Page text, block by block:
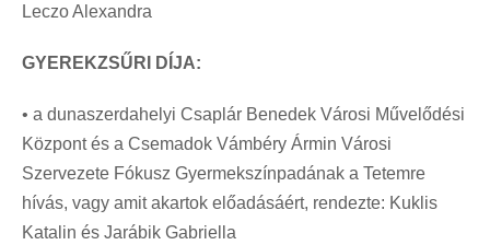
Leczo Alexandra
GYEREKZSŰRI DÍJA:
• a dunaszerdahelyi Csaplár Benedek Városi Művelődési
Központ és a Csemadok Vámbéry Ármin Városi
Szervezete Fókusz Gyermekszínpadának a Tetemre
hívás, vagy amit akartok előadásáért, rendezte: Kuklis
Katalin és Jarábik Gabriella